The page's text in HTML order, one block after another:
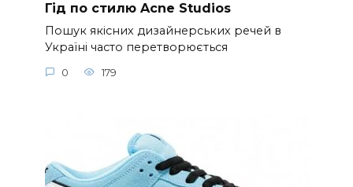
Гід по стилю Acne Studios
Пошук якісних дизайнерських речей в
Україні часто перетворюється
0 179